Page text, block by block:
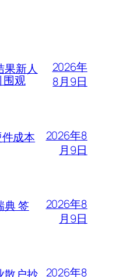
果新人
围观
2026年
8月9日
成本
2026年8
月9日
典 签
2026年8
月9日
2026年8